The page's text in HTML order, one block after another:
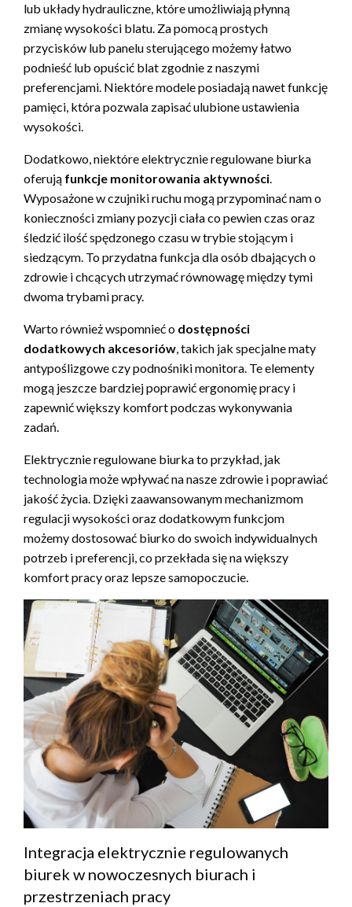
lub układy hydrauliczne, które umożliwiają płynną
zmianę wysokości blatu. Za pomocą prostych
przycisków lub panelu sterującego możemy łatwo
podnieść lub opuścić blat zgodnie z naszymi
preferencjami. Niektóre modele posiadają nawet funkcję
pamięci, która pozwala zapisać ulubione ustawienia
wysokości.
Dodatkowo, niektóre elektrycznie regulowane biurka
oferują funkcje monitorowania aktywności.
Wyposażone w czujniki ruchu mogą przypominać nam o
konieczności zmiany pozycji ciała co pewien czas oraz
śledzić ilość spędzonego czasu w trybie stojącym i
siedzącym. To przydatna funkcja dla osób dbających o
zdrowie i chcących utrzymać równowagę między tymi
dwoma trybami pracy.
Warto również wspomnieć o dostępności
dodatkowych akcesoriów, takich jak specjalne maty
antypoślizgowe czy podnośniki monitora. Te elementy
mogą jeszcze bardziej poprawić ergonomię pracy i
zapewnić większy komfort podczas wykonywania
zadań.
Elektrycznie regulowane biurka to przykład, jak
technologia może wpływać na nasze zdrowie i poprawiać
jakość życia. Dzięki zaawansowanym mechanizmom
regulacji wysokości oraz dodatkowym funkcjom
możemy dostosować biurko do swoich indywidualnych
potrzeb i preferencji, co przekłada się na większy
komfort pracy oraz lepsze samopoczucie.
Integracja elektrycznie regulowanych
biurek w nowoczesnych biurach i
przestrzeniach pracy